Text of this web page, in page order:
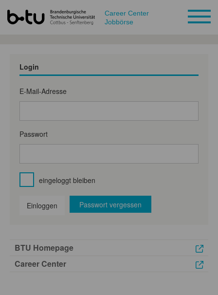
Career Center
Jobbörse
Login
E-Mail-Adresse
Passwort
eingeloggt bleiben
Einloggen Passwort vergessen
BTU Homepage
Career Center